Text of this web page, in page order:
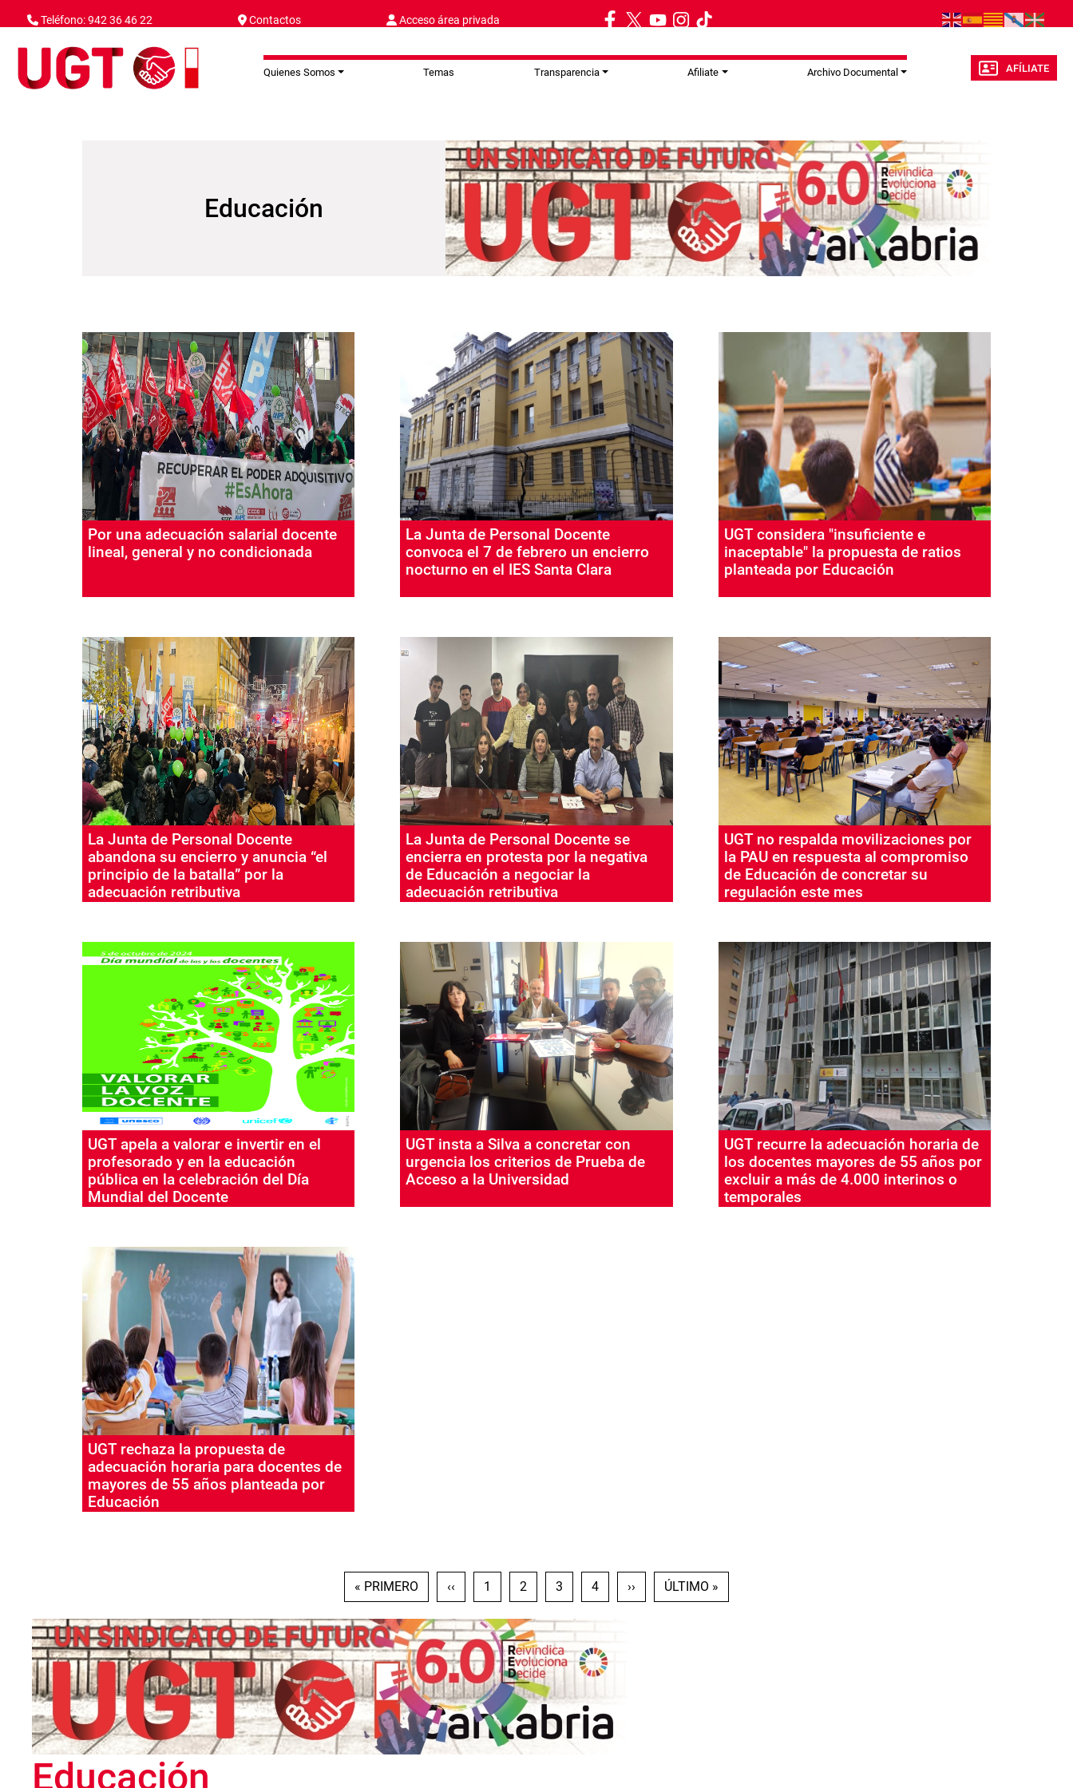
Teléfono: 942 36 46 22 Contactos Acceso área privada
Quienes Somos Temas Transparencia Afiliate Archivo Documental AFÍLIATE
Educación
Por una adecuación salarial docente
lineal, general y no condicionada
La Junta de Personal Docente
convoca el 7 de febrero un encierro
nocturno en el IES Santa Clara
UGT considera "insuficiente e
inaceptable" la propuesta de ratios
planteada por Educación
La Junta de Personal Docente
abandona su encierro y anuncia “el
principio de la batalla” por la
adecuación retributiva
La Junta de Personal Docente se
encierra en protesta por la negativa
de Educación a negociar la
adecuación retributiva
UGT no respalda movilizaciones por
la PAU en respuesta al compromiso
de Educación de concretar su
regulación este mes
UGT apela a valorar e invertir en el
profesorado y en la educación
pública en la celebración del Día
Mundial del Docente
UGT insta a Silva a concretar con
urgencia los criterios de Prueba de
Acceso a la Universidad
UGT recurre la adecuación horaria de
los docentes mayores de 55 años por
excluir a más de 4.000 interinos o
temporales
UGT rechaza la propuesta de
adecuación horaria para docentes de
mayores de 55 años planteada por
Educación
PRIMERA PÁGINA
« PRIMERO PÁGINA ANTERIOR
‹‹ PÁGINA
1 PÁGINA
2 PÁGINA
3 PÁGINA
4 SIGUIENTE PÁGINA
›› ÚLTIMA PÁGINA
ÚLTIMO »
Educación